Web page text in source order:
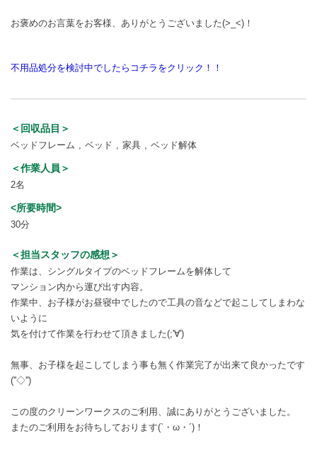
お褒めのお言葉をお客様、ありがとうございました(>_<)！
不用品処分を検討中でしたらコチラをクリック！！
＜回収品目＞
ベッドフレーム ベッド 家具 ベッド解体
＜作業人員＞
2名
<所要時間>
30分
＜担当スタッフの感想＞
作業は、シングルタイプのベッドフレームを解体して
マンション内から運び出す内容。
作業中、お子様がお昼寝中でしたので工具の音などで起こしてしまわな
いように
気を付けて作業を行わせて頂きました(;'∀')
無事、お子様を起こしてしまう事も無く作業完了が出来て良かったです
(''◇'')ゞ
この度のクリーンワークスのご利用、誠にありがとうございました。
またのご利用をお待ちしております(`・ω・´)！